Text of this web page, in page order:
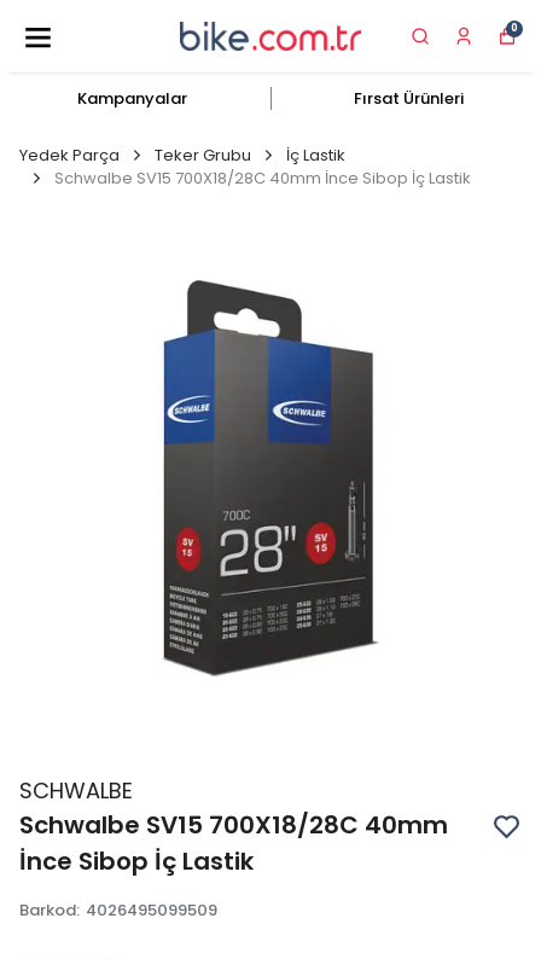
0
Kampanyalar Fırsat Ürünleri
Yedek Parça Teker Grubu
İç Lastik
Schwalbe SV15 700X18/28C 40mm İnce Sibop İç Lastik
SCHWALBE
Schwalbe SV15 700X18/28C 40mm
İnce Sibop İç Lastik
Barkod: 4026495099509